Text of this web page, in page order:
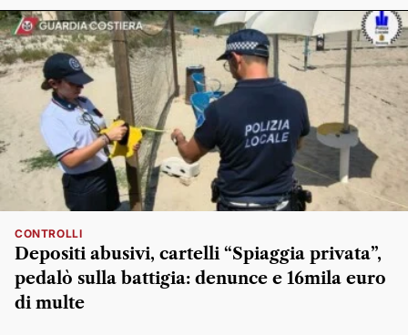
CONTROLLI
Depositi abusivi, cartelli “Spiaggia privata”,
pedalò sulla battigia: denunce e 16mila euro
di multe